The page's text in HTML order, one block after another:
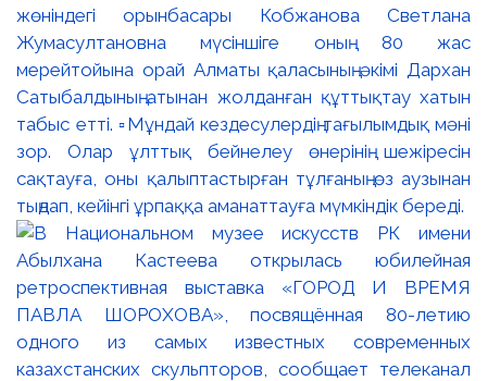
жөніндегі орынбасары Кобжанова Светлана
Жумасултановна мүсіншіге оның 80 жас
мерейтойына орай Алматы қаласының әкімі Дархан
Сатыбалдының атынан жолданған құттықтау хатын
табыс етті. ▫️Мұндай кездесулердің тағылымдық мәні
зор. Олар ұлттық бейнелеу өнерінің шежіресін
сақтауға, оны қалыптастырған тұлғаның өз аузынан
тыңдап, кейінгі ұрпаққа аманаттауға мүмкіндік береді.